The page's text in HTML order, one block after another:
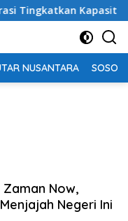
Kapasitas 61
NUSANTARA SOSOK
Zaman Now,
Negeri Ini